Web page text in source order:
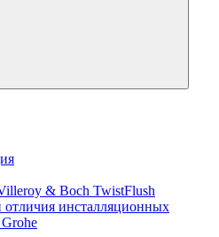
& Boch TwistFlush
инсталляционных